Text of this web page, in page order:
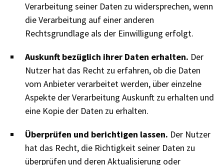
Verarbeitung seiner Daten zu widersprechen, wenn
die Verarbeitung auf einer anderen
Rechtsgrundlage als der Einwilligung erfolgt.
Auskunft bezüglich ihrer Daten erhalten. Der
Nutzer hat das Recht zu erfahren, ob die Daten
vom Anbieter verarbeitet werden, über einzelne
Aspekte der Verarbeitung Auskunft zu erhalten und
eine Kopie der Daten zu erhalten.
Überprüfen und berichtigen lassen. Der Nutzer
hat das Recht, die Richtigkeit seiner Daten zu
überprüfen und deren Aktualisierung oder